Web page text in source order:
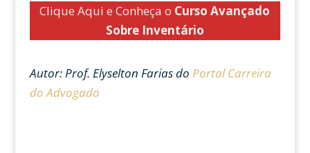
Clique Aqui e Conheça o Curso Avançado
Sobre Inventário
Autor: Prof. Elyselton Farias do Portal Carreira
do Advogado